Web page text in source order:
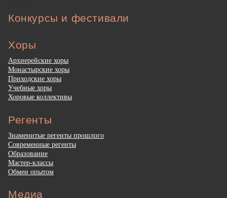
Конкурсы и фестивали
Хоры
Архиерейские хоры
Монастырские хоры
Приходские хоры
Учебные хоры
Хоровые коллективы
Регенты
Знаменитые регенты прошлого
Современные регенты
Образование
Мастер-классы
Обмен опытом
Медиа